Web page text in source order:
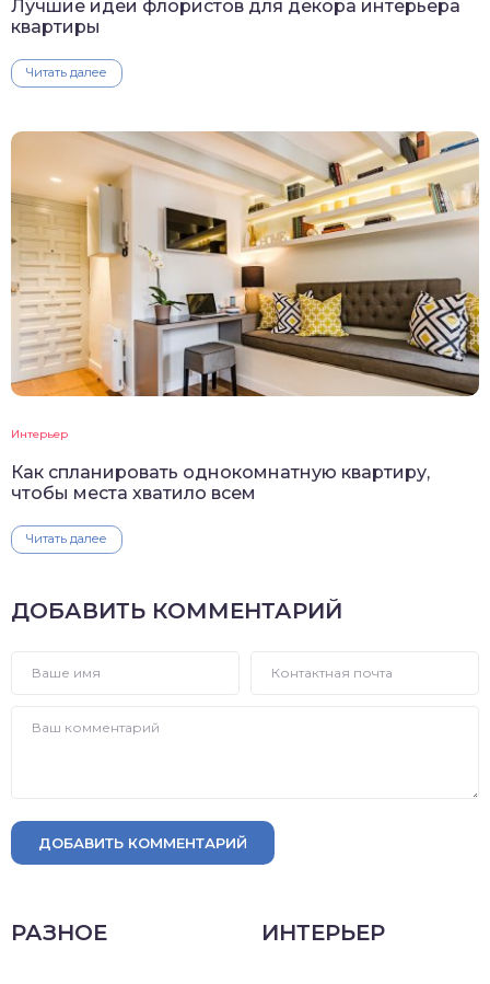
Лучшие идеи флористов для декора интерьера
квартиры
Читать далее
Интерьер
Как спланировать однокомнатную квартиру,
чтобы места хватило всем
Читать далее
ДОБАВИТЬ КОММЕНТАРИЙ
ДОБАВИТЬ КОММЕНТАРИЙ
РАЗНОЕ ИНТЕРЬЕР